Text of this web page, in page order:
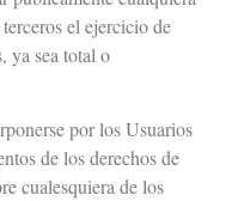
el ejercicio de
ya sea total o
por los Usuarios
de los derechos de
cualesquiera de los